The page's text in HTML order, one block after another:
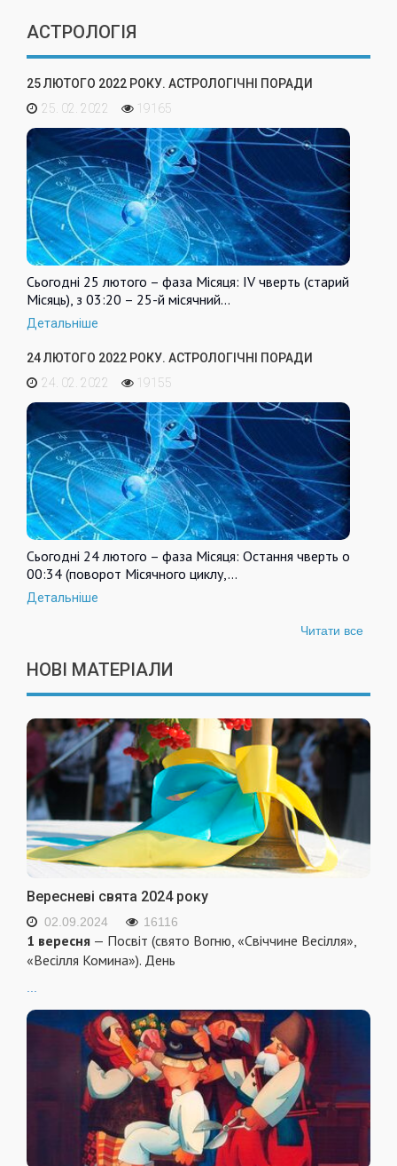
АСТРОЛОГІЯ
25 ЛЮТОГО 2022 РОКУ. АСТРОЛОГІЧНІ ПОРАДИ
25. 02. 2022
19165
Сьогодні 25 лютого – фаза Місяця: IV чверть (старий
Місяць), з 03:20 – 25-й місячний…
Детальніше
24 ЛЮТОГО 2022 РОКУ. АСТРОЛОГІЧНІ ПОРАДИ
24. 02. 2022
19155
Сьогодні 24 лютого – фаза Місяця: Остання чверть о
00:34 (поворот Місячного циклу,…
Детальніше
Читати все
НОВІ МАТЕРІАЛИ
Вересневі свята 2024 року
02.09.2024 16116
1 вересня — Посвіт (свято Вогню, «Свіччине Весілля»,
«Весілля Комина»). День